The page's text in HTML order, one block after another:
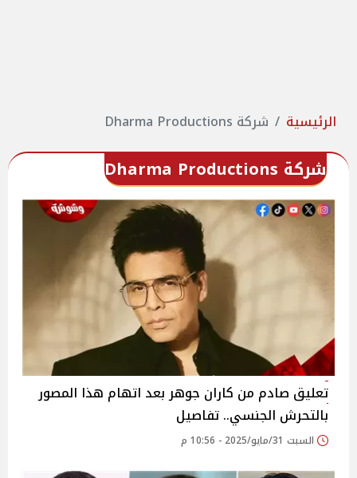
الرئيسية شركة Dharma Productions
شركة Dharma Productions
تعليق صادم من كاران جوهر بعد اتهام هذا المصور
بالتحرش الجنسي.. تفاصيل
السبت 31/مايو/2025 - 10:56 م